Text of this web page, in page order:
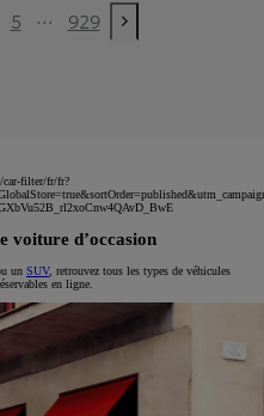
5 ... 929
Next page
car-filter/fr/fr?
voiture d’occasion
un SUV, retrouvez tous les types de véhicules
en ligne.